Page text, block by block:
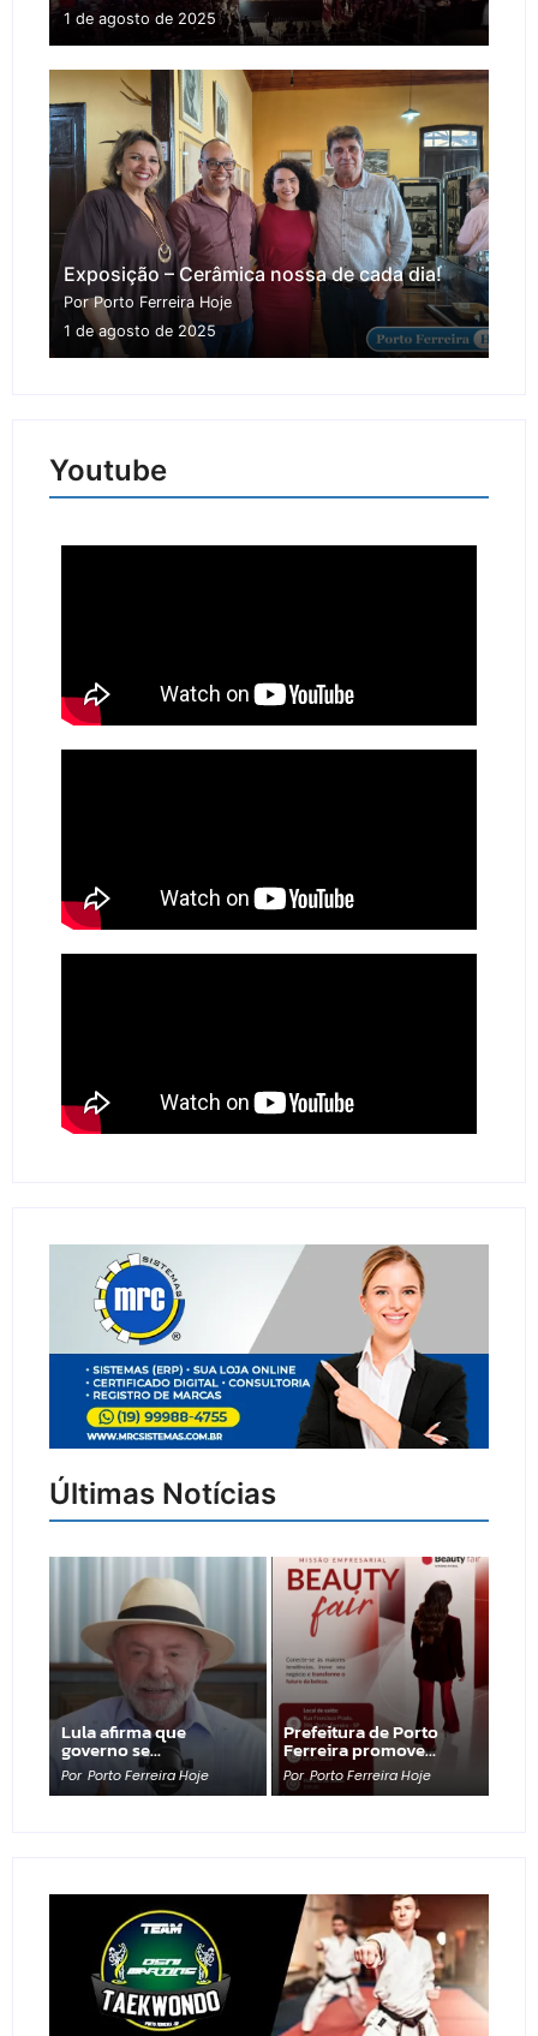
1 de agosto de 2025
Exposição – Cerâmica nossa de cada dia!
Por Porto Ferreira Hoje
1 de agosto de 2025
Youtube
Últimas Notícias
Lula afirma que
governo se…
Por Porto Ferreira Hoje
Prefeitura de Porto
Ferreira promove…
Por Porto Ferreira Hoje